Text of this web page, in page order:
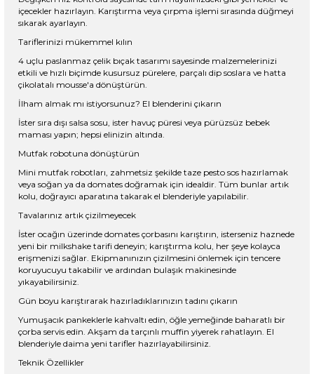
içecekler hazırlayın. Karıştırma veya çırpma işlemi sırasında düğmeyi
sıkarak ayarlayın.
Tariflerinizi mükemmel kılın
4 uçlu paslanmaz çelik bıçak tasarımı sayesinde malzemelerinizi
etkili ve hızlı biçimde kusursuz pürelere, parçalı dip soslara ve hatta
çikolatalı mousse'a dönüştürün.
İlham almak mı istiyorsunuz? El blenderini çıkarın
İster sıra dışı salsa sosu, ister havuç püresi veya pürüzsüz bebek
maması yapın; hepsi elinizin altında.
Mutfak robotuna dönüştürün
Mini mutfak robotları, zahmetsiz şekilde taze pesto sos hazırlamak
veya soğan ya da domates doğramak için idealdir. Tüm bunlar artık
kolu, doğrayıcı aparatına takarak el blenderiyle yapılabilir.
Tavalarınız artık çizilmeyecek
İster ocağın üzerinde domates çorbasını karıştırın, isterseniz haznede
yeni bir milkshake tarifi deneyin; karıştırma kolu, her şeye kolayca
erişmenizi sağlar. Ekipmanınızın çizilmesini önlemek için tencere
koruyucuyu takabilir ve ardından bulaşık makinesinde
yıkayabilirsiniz.
Gün boyu karıştırarak hazırladıklarınızın tadını çıkarın
Yumuşacık pankeklerle kahvaltı edin, öğle yemeğinde baharatlı bir
çorba servis edin. Akşam da tarçınlı muffin yiyerek rahatlayın. El
blenderiyle daima yeni tarifler hazırlayabilirsiniz.
Teknik Özellikler